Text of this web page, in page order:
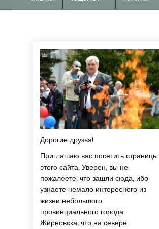
Дорогие друзья!
Приглашаю вас посетить страницы
этого сайта. Уверен, вы не
пожалеете, что зашли сюда, ибо
узнаете немало интересного из
жизни небольшого
провинциального города
Жирновска, что на севере